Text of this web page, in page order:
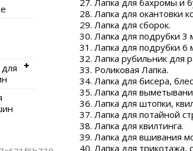
Лапка для бахромы и
Лапка для окантовки
Лапка для сборок.
Лапка для подрубки 3
Лапка для подрубки 6
Лапка рубильник для
Роликовая Лапка.
Лапка для бисера,
Лапка для
Лапка для штопки,
Лапка для потайной
Лапка для квилтинга.
Лапка для вшивания
Лапка для трикотажа,